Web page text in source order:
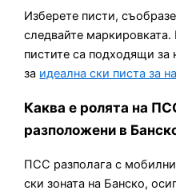
Изберете писти,
следвайте
пистите са подходящи
за идеална ски писта за
Каква е ролята на
разположени в
ПСС разполага с
ски зоната на Банско,